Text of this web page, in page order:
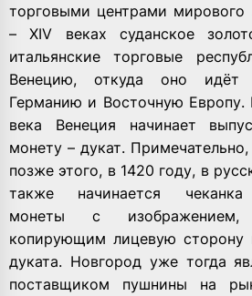
торговыми центрами мирового
– XIV веках суданское
итальянские торговые
Венецию, откуда оно
Германию и Восточную Европу.
века Венеция начинает
монету – дукат.
позже этого, в 1420 году, в
также начинается чеканка
монеты с изображением,
копирующим лицевую сторону
дуката. Новгород уже тогда
поставщиком пушнины на